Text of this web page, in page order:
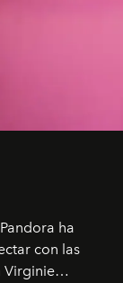
ha
con las
Virginie